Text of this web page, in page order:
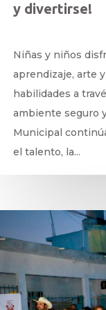
y divertirse!
Niñas y niños
aprendizaje, arte
habilidades a
ambiente seguro
Municipal
el talento, la...